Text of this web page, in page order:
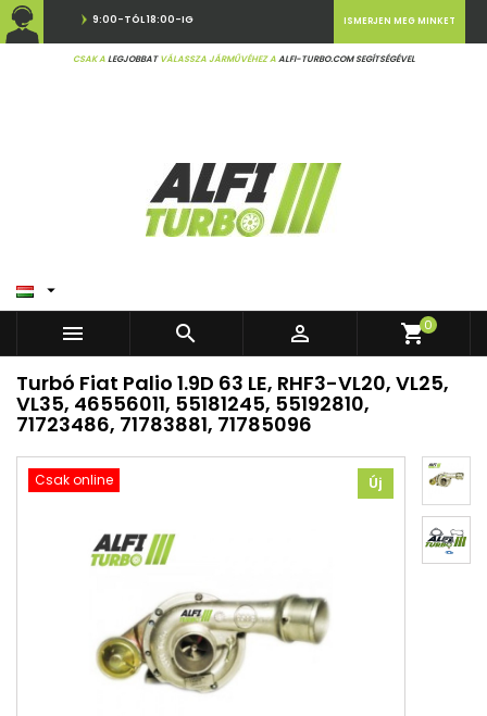
9:00-TÓL 18:00-IG
CSAK ALEGJOBBATVÁLASSZA JÁRMŰVÉHEZ AALFI-TURBO.COM SEGÍTSÉGÉVEL
ISMERJEN MEG MINKET

   shopping_cart0
Turbó Fiat Palio 1.9D 63 LE, RHF3-VL20, VL25,
VL35, 46556011, 55181245, 55192810,
71723486, 71783881, 71785096
Csak online Új